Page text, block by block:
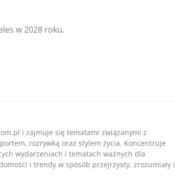
w 2028 roku.
i zajmuje się tematami związanymi z
rozrywką oraz stylem życia. Koncentruje
wydarzeniach i tematach ważnych dla
i trendy w sposób przejrzysty, zrozumiały i